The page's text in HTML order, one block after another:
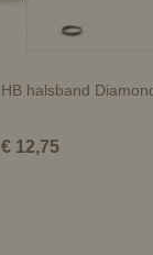
HB halsband
€ 12,75